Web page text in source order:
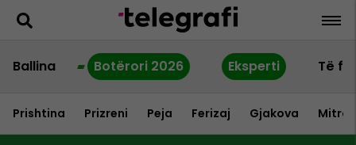
Ballina Botërori 2026 Eksperti Të
Prishtina Prizreni Peja Ferizaj Gjakova